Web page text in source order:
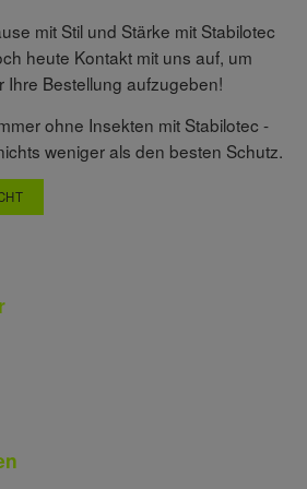
mit Stil und Stärke mit Stabilotec
heute Kontakt mit uns auf, um
Ihre Bestellung aufzugeben!
ohne Insekten mit Stabilotec -
weniger als den besten Schutz.